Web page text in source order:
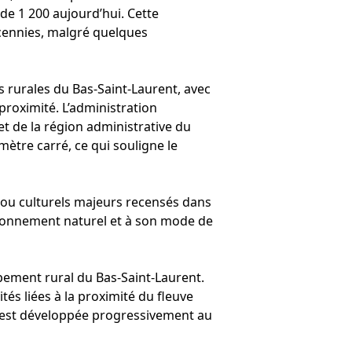
1 200 aujourd’hui. Cette
malgré quelques
du Bas-Saint-Laurent, avec
L’administration
de la région administrative du
carré, ce qui souligne le
culturels majeurs recensés dans
naturel et à son mode de
rural du Bas-Saint-Laurent.
liées à la proximité du fleuve
développée progressivement au